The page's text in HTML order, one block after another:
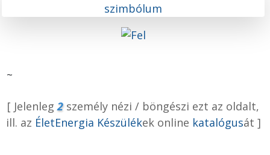
szimbólum
~
[ Jelenleg2 személy nézi / böngészi ezt az oldalt,
ill. az ÉletEnergia Készülékek online katalógusát ]